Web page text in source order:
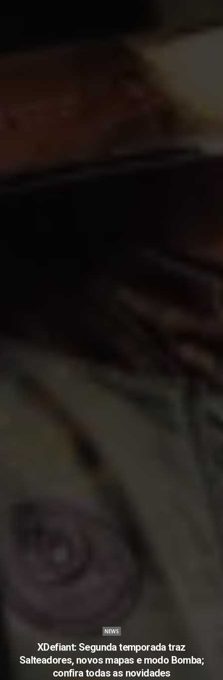
NEWS
XDefiant: Segunda temporada traz
Salteadores, novos mapas e modo Bomba;
confira todas as novidades